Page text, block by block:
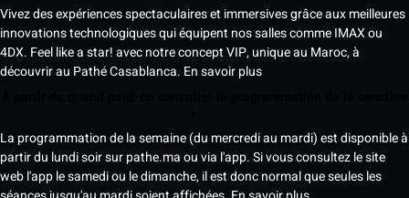
Vivez des expériences spectaculaires et immersives grâce aux meilleures
innovations technologiques qui équipent nos salles comme IMAX ou
4DX. Feel like a star! avec notre concept VIP, unique au Maroc, à
découvrir au Pathé Casablanca. En savoir plus
La programmation de la semaine (du mercredi au mardi) est disponible à
partir du lundi soir sur pathe.ma ou via l'app. Si vous consultez le site
web l'app le samedi ou le dimanche, il est donc normal que seules les